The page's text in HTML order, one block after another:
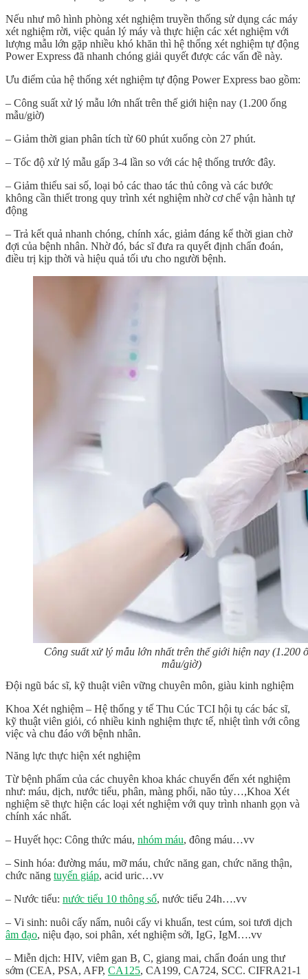
Nếu như mô hình phòng xét nghiệm truyền thống sử dụng các máy
xét nghiệm rời, việc quản lý máy và thực hiện các xét nghiệm với
lượng mẫu lớn gặp nhiều khó khăn thì hệ thống xét nghiệm tự động
Power Express đã nhanh chóng giải quyết được các vấn đề này.
Ưu điểm của hệ thống xét nghiệm tự động Power Express bao gồm:
– Công suất xử lý mẫu lớn nhất trên thế giới hiện nay (1.200 ống
mẫu/giờ)
– Giảm thời gian phân tích từ 60 phút xuống còn 27 phút.
– Tốc độ xử lý mẫu gấp 3-4 lần so với các hệ thống trước đây.
– Giảm thiểu sai số, loại bỏ các thao tác thủ công và các bước
không cần thiết trong quy trình xét nghiệm nhờ cơ chế vận hành tự
động
– Trả kết quả nhanh chóng, chính xác, giảm đáng kể thời gian chờ
đợi của bệnh nhân. Nhờ đó, bác sĩ đưa ra quyết định chẩn đoán,
điều trị kịp thời và hiệu quả tối ưu cho người bệnh.
Công suất xử lý mẫu lớn nhất trên thế giới hiện nay (1.200
mẫu/giờ)
Đội ngũ bác sĩ, kỹ thuật viên vững chuyên môn, giàu kinh nghiệm
Khoa Xét nghiệm – Hệ thống y tế Thu Cúc TCI hội tụ các bác sĩ,
kỹ thuật viên giỏi, có nhiều kinh nghiệm thực tế, nhiệt tình với công
việc và chu đáo với bệnh nhân.
Năng lực thực hiện xét nghiệm
Từ bệnh phẩm của các chuyên khoa khác chuyển đến xét nghiệm
như: máu, dịch, nước tiểu, phân, màng phổi, não tủy…,Khoa Xét
nghiệm sẽ thực hiện các loại xét nghiệm với quy trình nhanh gọn và
chính xác nhất.
– Huyết học: Công thức máu, nhóm máu, đông máu…vv
– Sinh hóa: đường máu, mỡ máu, chức năng gan, chức năng thận,
chức năng tuyến giáp, acid uric…vv
– Nước tiểu: nước tiểu 10 thông số, nước tiểu 24h….vv
– Vi sinh: nuôi cấy nấm, nuôi cấy vi khuẩn, test cúm, soi tươi dịch
âm đạo, niệu đạo, soi phân, xét nghiệm sởi, IgG, IgM….vv
– Miễn dịch: HIV, viêm gan B, C, giang mai, chẩn đoán ung thư
sớm (CEA, PSA, AFP, CA125, CA199, CA724, SCC. CIFRA21-1